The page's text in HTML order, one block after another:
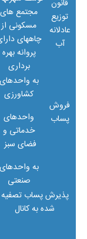
قانون
توزیع
عادلانه
آب
مجتمع های
مسکونی از
چاههای
پروانه بهره
برداری
فروش
پساب
به واحدهای
کشاورزی
واحدهای
خدماتی و
فضای سبز
به واحدهای
صنعتی
پذیرش پساب تصفیه
شده به کانال